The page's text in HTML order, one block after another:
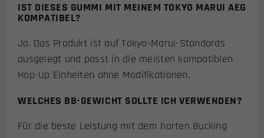
IST DIESES GUMMI MIT MEINEM TOKYO MARUI AEG
KOMPATIBEL?
Ja. Das Produkt ist auf Tokyo-Marui-Standards
ausgelegt und passt in die meisten kompatiblen
Hop-Up Einheiten ohne Modifikationen.
WELCHES BB-GEWICHT SOLLTE ICH VERWENDEN?
Für die beste Leistung mit dem harten Bucking